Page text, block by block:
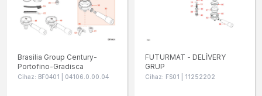
Brasilia Group Century-
Portofino-Gradisca
Cihaz: BF0401 | 04106.0.00.04
FUTURMAT - DELİVERY
GRUP
Cihaz: FS01 | 11252202